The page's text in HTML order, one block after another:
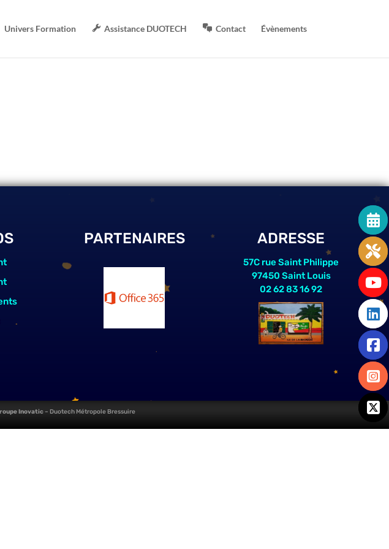
Univers Formation Assistance DUOTECH Contact Évènements
PARTENAIRES ADRESSE
57C rue Saint Philippe
97450 Saint Louis
02 62 83 16 92
Inovatic– Duotech Métropole Bressuire